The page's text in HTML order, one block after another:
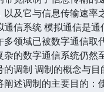
及它与信息传输速率
通信系统 模拟通信是通
多领域已被数字通信取
杂的数字通信系统仍然
的调制 调制的概念与目
阐述调制的主要目的：